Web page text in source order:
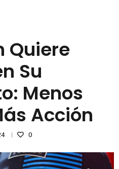
Quiere
Su
Menos
Acción
0